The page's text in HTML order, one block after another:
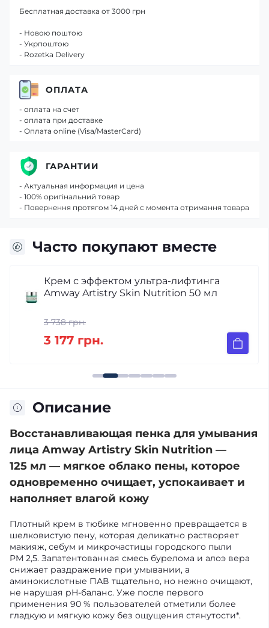
Часто покупают вместе
Крем с эффектом ультра-лифтинга
Amway Artistry Skin Nutrition 50 мл
3 738 грн.
3 177 грн.
Описание
Восстанавливающая пенка для умывания
лица Amway Artistry Skin Nutrition —
125 мл — мягкое облако пены, которое
одновременно очищает, успокаивает и
наполняет влагой кожу
Плотный крем в тюбике мгновенно превращается в
шелковистую пену, которая деликатно растворяет
макияж, себум и микрочастицы городского пыли
PM 2,5. Запатентованная смесь бурелома и алоэ вера
снижает раздражение при умывании, а
аминокислотные ПАВ тщательно, но нежно очищают,
не нарушая pH-баланс. Уже после первого
применения 90 % пользователей отметили более
гладкую и мягкую кожу без ощущения стянутости*.
Бесплатная доставка от 3000 грн
- Новою поштою
- Укрпоштою
- Rozetka Delivery
ОПЛАТА
- оплата на счет
- оплата при доставке
- Оплата online (Visa/MasterCard)
ГАРАНТИИ
- Актуальная информация и цена
- 100% оригінальний товар
- Повернення протягом 14 дней с момента отримання товара